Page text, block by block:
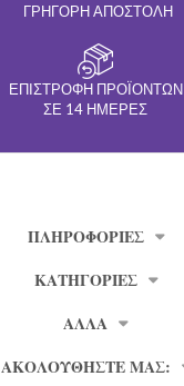
ΓΡΉΓΟΡΗ ΑΠΟΣΤΟΛΉ
ΕΠΙΣΤΡΟΦΉ ΠΡΟΪΌΝΤΩΝ
ΣΕ 14 ΗΜΈΡΕΣ
ΠΛΗΡΟΦΟΡΊΕΣ
ΚΑΤΗΓΟΡΙΕΣ
ΑΛΛΑ
ΑΚΟΛΟΥΘΗΣΤΕ ΜΑΣ: